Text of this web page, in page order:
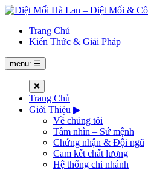
Trang Chủ
Kiến Thức & Giải Pháp
menu: ☰
❌
Trang Chủ
Giới Thiệu ▶
Về chúng tôi
Tầm nhìn – Sứ mệnh
Chứng nhận & Đội ngũ
Cam kết chất lượng
Hệ thống chi nhánh